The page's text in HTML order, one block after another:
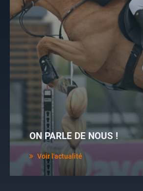
ON PARLE DE NOUS !
Voir l'actualité